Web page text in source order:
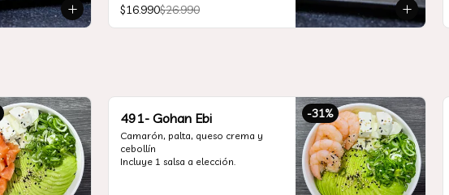
$16.990$26.990
-31%
491- Gohan Ebi
Camarón, palta, queso crema y
cebollín
Incluye 1 salsa a elección.